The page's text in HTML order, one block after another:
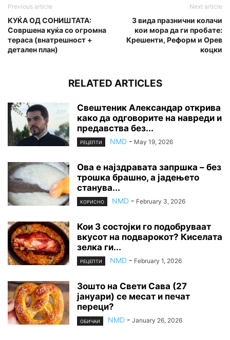
Previous article
КУЌА ОД СОНИШТАТА:
Совршена куќа со огромна
тераса (внатрешност +
детален план)
Next article
3 вида празнични колачи
кои мора да ги пробате:
Крешенти, Реформ и Орев
коцки
RELATED ARTICLES
Свештеник Александар открива
како да одговорите на навреди и
предавства без...
РЕЦЕПТИ NMD - May 19, 2026
Ова е најздравата запршка – без
трошка брашно, а јадењето
станува...
КОРИСНО NMD - February 3, 2026
Кои 3 состојки го подобруваат
вкусот на подварокот? Киселата
зелка ги...
РЕЦЕПТИ NMD - February 1, 2026
Зошто на Свети Сава (27
јануари) се месат и печат
переци?
ОБИЧАИ NMD - January 26, 2026